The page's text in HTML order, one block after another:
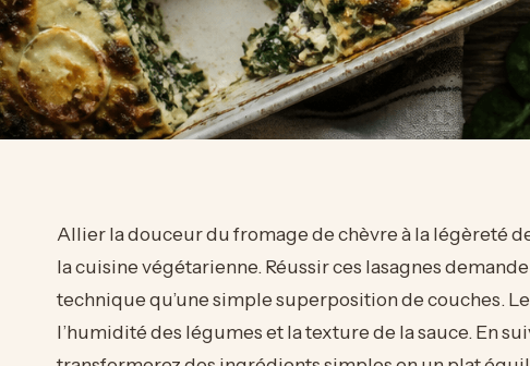
Allier la douceur du fromage de chèvre à la légèreté
la cuisine végétarienne. Réussir ces lasagnes
technique qu’une simple superposition de couches.
l’humidité des légumes et la texture de la sauce. En